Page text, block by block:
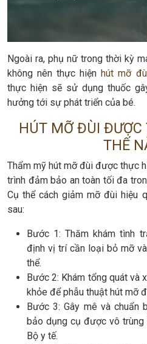
Ngoài ra, phụ nữ trong thời kỳ
không nên thực hiện hút mỡ
thực hiện sẽ sử dụng thuốc
hưởng tới sự phát triển của bé.
HÚT MỠ ĐÙI ĐƯỢC
THẾ
Thẩm mỹ hút mỡ đùi được thực
trình đảm bảo an toàn tối đa
Cụ thể cách giảm mỡ đùi hiệu
sau:
Bước 1: Thăm khám tình
định vị trí cần loại bỏ mỡ
thể.
Bước 2: Khám tổng quát
khỏe để phẫu thuật hút mỡ
Bước 3: Gây mê và chuẩn
bảo dụng cụ được vô
Bộ y tế.